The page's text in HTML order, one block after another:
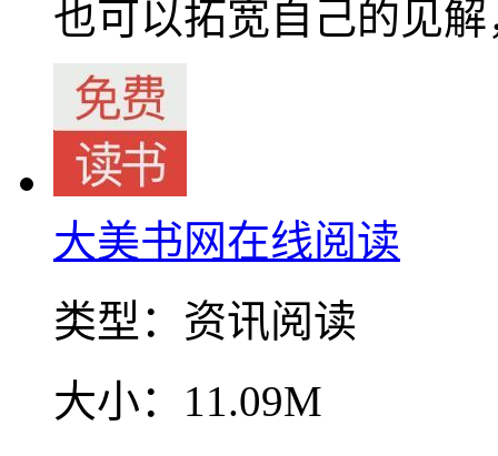
也可以拓宽自己的见
大美书网在线阅读
类型： 资讯阅读
大小： 11.09M